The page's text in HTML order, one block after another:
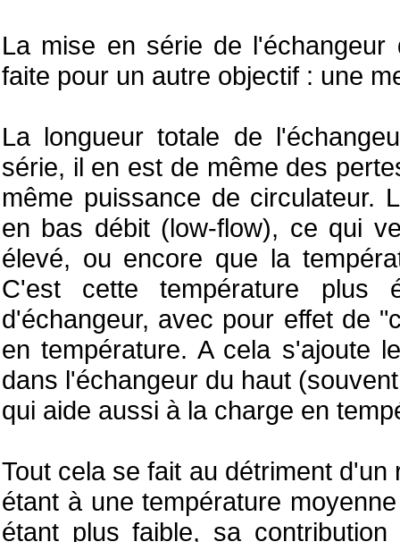
La mise en série de
faite pour un autre objectif : une
La longueur totale de
série, il en est de même des
même puissance de circulateur.
en bas débit (low-flow), ce qui
élevé, ou encore que la
C'est cette température
d'échangeur, avec pour effet de
en température. A cela s'ajoute
dans l'échangeur du haut
qui aide aussi à la charge en
Tout cela se fait au détriment
étant à une température
étant plus faible, sa